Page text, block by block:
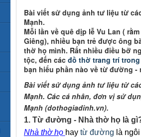
Bài viết sử dụng ảnh tư liệu từ
Mạnh.
Mỗi lần về quê dịp lễ Vu Lan (
Giêng), nhiều bạn trẻ được ông
thờ họ mình. Rất nhiều điều bỡ
tộc, đến các đồ thờ trang trí
bạn hiểu phần nào về từ đường
Bài viết sử dụng ảnh tư liệu từ
Mạnh. Các cá nhân, đơn vị sử
Mạnh (dothogiadinh.vn).
1. Từ đường - Nhà thờ họ là
Nhà thờ họ haytừ đường là